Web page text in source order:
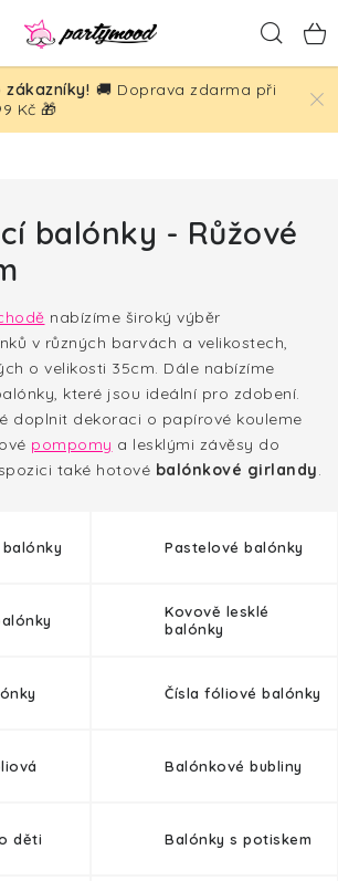
🚚 Doprava zdarma při
Kč 🎁
balónky - Růžové
nabízíme široký výběr
v různých barvách a velikostech,
o velikosti 35cm. Dále nabízíme
které jsou ideální pro zdobení.
doplnit dekoraci o papírové kouleme
pompomy a lesklými závěsy do
také hotové balónkové girlandy.
Pastelové balónky
Kovově lesklé
balónky
Čísla fóliové balónky
Balónkové bubliny
děti Balónky s potiskem